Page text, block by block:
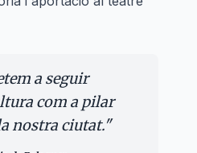
a seguir
com a pilar
nostra ciutat."